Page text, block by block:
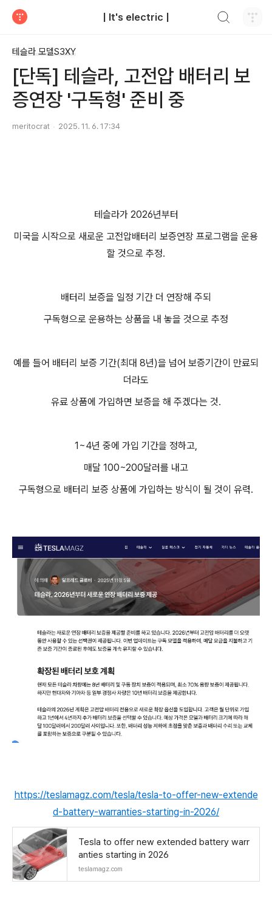
| It's electric |
테슬라 모델S3XY
[단독] 테슬라, 고전압 배터리 보
증연장 '구독형' 준비 중
meritocrat 2025. 11. 6. 17:34
테슬라가 2026년부터
미국을 시작으로 새로운 고전압배터리 보증연장 프로그램을 운용
할 것으로 추정.
배터리 보증을 일정 기간 더 연장해 주되
구독형으로 운용하는 상품을 내 놓을 것으로 추정
예를 들어 배터리 보증 기간(최대 8년)을 넘어 보증기간이 만료되
더라도
유료 상품에 가입하면 보증을 해 주겠다는 것.
1~4년 중에 가입 기간을 정하고,
매달 100~200달러를 내고
구독형으로 배터리 보증 상품에 가입하는 방식이 될 것이 유력.
https://teslamagz.com/tesla/tesla-to-offer-new-extende
d-battery-warranties-starting-in-2026/
Tesla to offer new extended battery warr
anties starting in 2026
teslamagz.com